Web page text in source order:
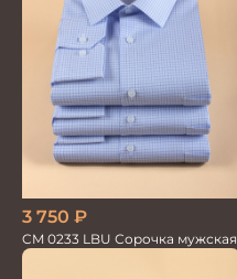
3 750 ₽
CM 0233 LBU Сорочка мужская